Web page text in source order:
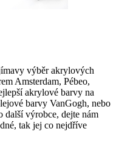
výběr akrylových
Amsterdam, Pébeo,
akrylové barvy na
barvy VanGogh, nebo
další výrobce, dejte nám
tak jej co nejdříve